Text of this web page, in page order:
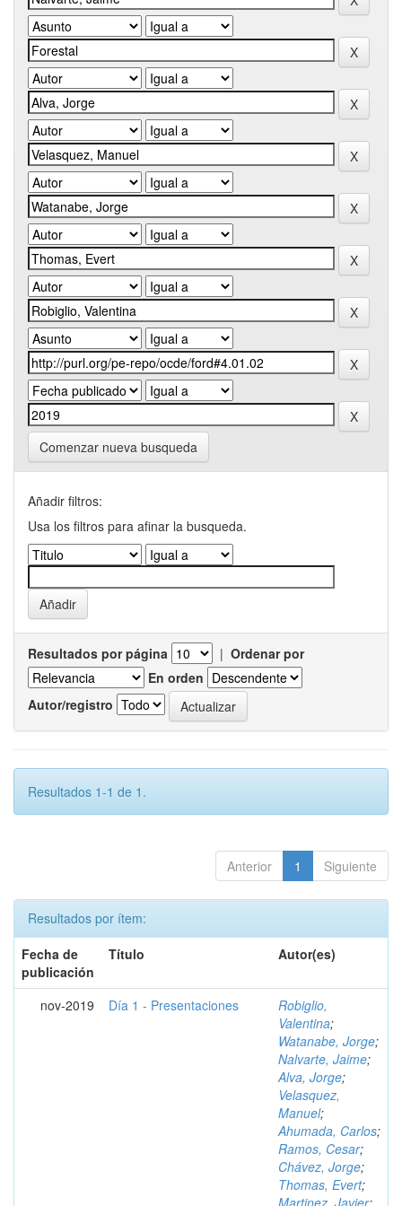
Comenzar nueva busqueda
Añadir filtros:
Usa los filtros para afinar la busqueda.
Resultados por página | Ordenar por
En orden
Autor/registro
Resultados 1-1 de 1.
Anterior 1 Siguiente
Resultados por ítem:
Fecha de
publicación
Título Autor(es)
nov-2019 Día 1 - Presentaciones
Robiglio,
Valentina;
Watanabe, Jorge;
Nalvarte, Jaime;
Alva, Jorge;
Velasquez,
Manuel;
Ahumada, Carlos;
Ramos, Cesar;
Chávez, Jorge;
Thomas, Evert;
Martinez, Javier;